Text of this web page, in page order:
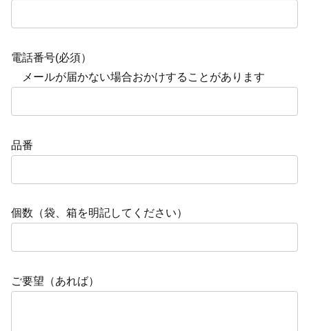
電話番号(必須）
メールが届かない場合おかけすることがあります
品番
個数（袋、箱を明記してください）
ご要望（あれば）